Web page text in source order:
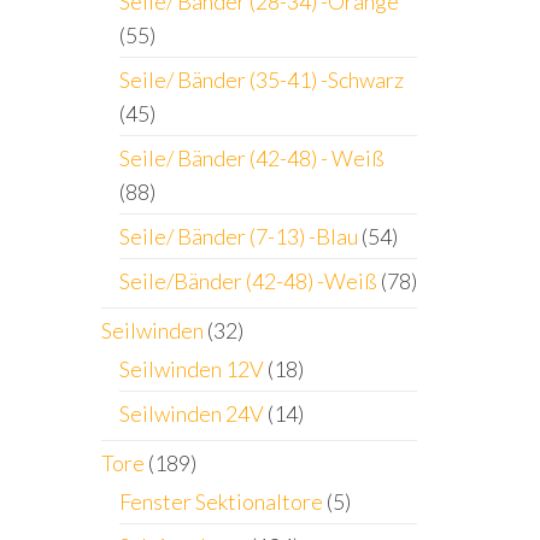
(55)
Seile/ Bänder (35-41) -Schwarz
(45)
Seile/ Bänder (42-48) - Weiß
(88)
Seile/ Bänder (7-13) -Blau (54)
Seile/Bänder (42-48) -Weiß (78)
Seilwinden (32)
Seilwinden 12V (18)
Seilwinden 24V (14)
Tore (189)
Fenster Sektionaltore (5)